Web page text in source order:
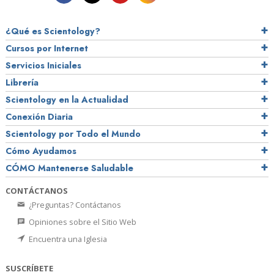
¿Qué es Scientology?
Cursos por Internet
Servicios Iniciales
Librería
Scientology en la Actualidad
Conexión Diaria
Scientology por Todo el Mundo
Cómo Ayudamos
CÓMO Mantenerse Saludable
CONTÁCTANOS
¿Preguntas? Contáctanos
Opiniones sobre el Sitio Web
Encuentra una Iglesia
SUSCRÍBETE